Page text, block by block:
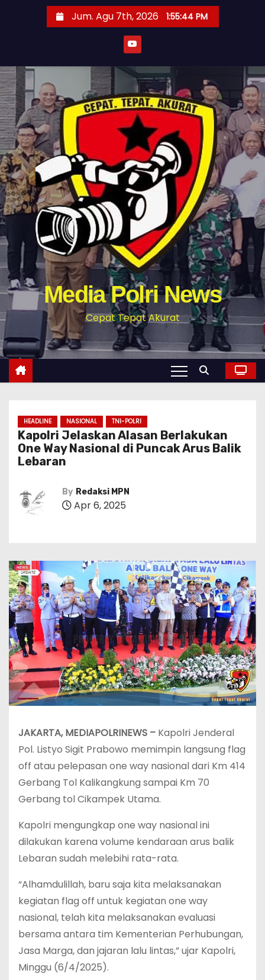
t
o
c
o
n
t
e
n
t
Jum. Agu 7th, 2026 1:55:46 PM
Media Polri News
Cepat Tepat Akurat
HEADLINE NASIONAL TNI-POLRI
Kapolri Jelaskan Alasan Berlakukan
One Way Nasional di Puncak Arus Balik
Lebaran
By Redaksi MPN
Apr 6, 2025
JAKARTA, MEDIAPOLRINEWS – Kapolri Jenderal
Pol. Listyo Sigit Prabowo memimpin langsung flag
off atau pelepasan one way nasional dari Km 414
Gerbang Tol Kalikangkung sampai Km 70
Gerbang tol Cikampek Utama.
Kapolri mengungkap one way nasional ini
dilakukan karena volume kendaraan arus balik
Lebaran sudah melebihi rata-rata.
“Alhamdulillah, baru saja kita melaksanakan
kegiatan flag off untuk kegiatan one way
nasional, telah kita melaksanakan evaluasi
bersama antara tim Kementerian Perhubungan,
Jasa Marga, dan jajaran lalu lintas,” ujar Kapolri,
Minggu (6/4/2025).